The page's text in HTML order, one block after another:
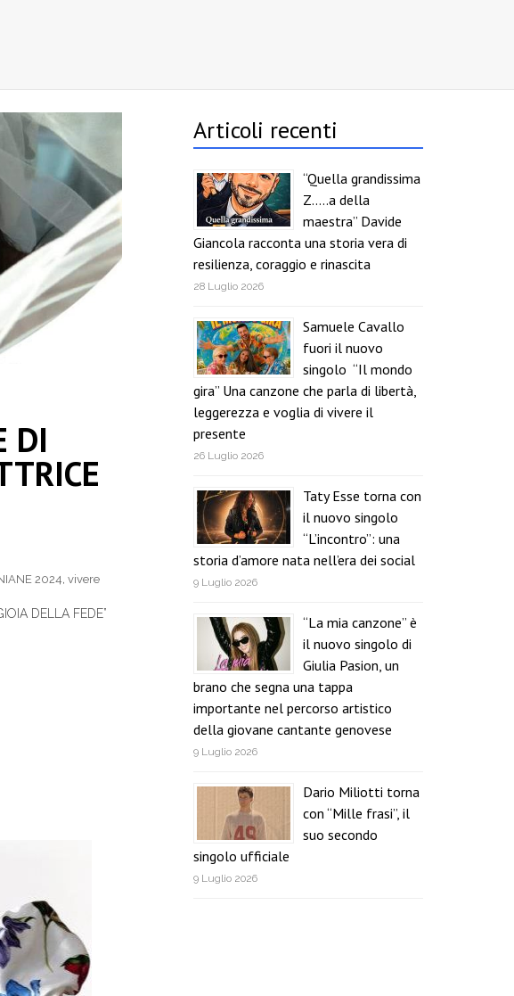
DI
2024, vivere
DELLA FEDE”
Articoli recenti
“Quella grandissima
Z…..a della
maestra” Davide
Giancola racconta una storia vera di
resilienza, coraggio e rinascita
28 Luglio 2026
Samuele Cavallo
fuori il nuovo
singolo “Il mondo
gira” Una canzone che parla di libertà,
leggerezza e voglia di vivere il
presente
26 Luglio 2026
Taty Esse torna con
il nuovo singolo
“L’incontro”: una
storia d’amore nata nell’era dei social
9 Luglio 2026
“La mia canzone” è
il nuovo singolo di
Giulia Pasion, un
brano che segna una tappa
importante nel percorso artistico
della giovane cantante genovese
9 Luglio 2026
Dario Miliotti torna
con “Mille frasi”, il
suo secondo
singolo ufficiale
9 Luglio 2026